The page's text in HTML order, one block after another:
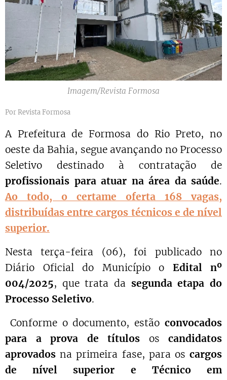
Imagem/Revista Formosa
Por Revista Formosa
A Prefeitura de Formosa do Rio Preto, no
oeste da Bahia, segue avançando no Processo
Seletivo destinado à contratação de
profissionais para atuar na área da saúde.
Ao todo, o certame oferta 168 vagas,
distribuídas entre cargos técnicos e de nível
superior.
Nesta terça-feira (06), foi publicado no
Diário Oficial do Município o Edital nº
004/2025, que trata da segunda etapa do
Processo Seletivo.
Conforme o documento, estãoconvocados
para a prova de títulos os candidatos
aprovadosna primeira fase, para oscargos
de nível superior e Técnico em